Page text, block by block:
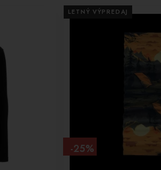
LETNÝ VÝPREDAJ
-25%